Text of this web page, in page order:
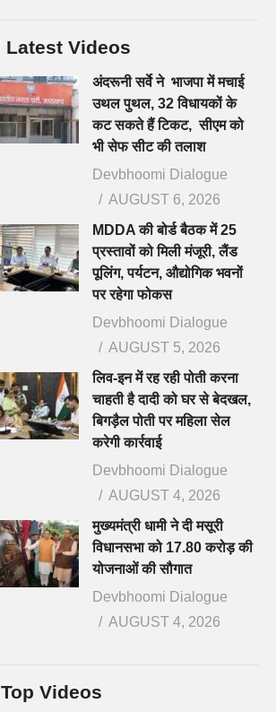
Latest Videos
अंदरूनी सर्वे ने भाजपा में मचाई
उथल पुथल, 32 विधायकों के
कट सकते हैं टिकट, सीएम को
भी सेफ सीट की तलाश
Devbhoomi Dialogue
AUGUST 6, 2026
MDDA की बोर्ड बैठक में 25
प्रस्तावों को मिली मंजूरी, लैंड
पूलिंग, पर्यटन, औद्योगिक भवनों
पर रहेगा फोकस
Devbhoomi Dialogue
AUGUST 5, 2026
लिव-इन में रह रही पोती करना
चाहती है दादी को घर से बेदखल,
बिगड़ैल पोती पर महिला सेल
करेगी कार्रवाई
Devbhoomi Dialogue
AUGUST 4, 2026
मुख्यमंत्री धामी ने दी मसूरी
विधानसभा को 17.80 करोड़ की
योजनाओं की सौगात
Devbhoomi Dialogue
AUGUST 4, 2026
Top Videos